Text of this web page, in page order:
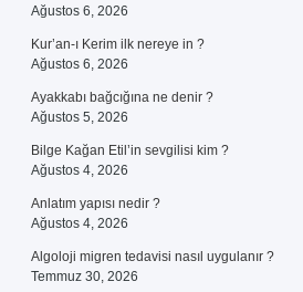
Ağustos 6, 2026
Kur’an-ı Kerim ilk nereye in ?
Ağustos 6, 2026
Ayakkabı bağcığına ne denir ?
Ağustos 5, 2026
Bilge Kağan Etil’in sevgilisi kim ?
Ağustos 4, 2026
Anlatım yapısı nedir ?
Ağustos 4, 2026
Algoloji migren tedavisi nasıl uygulanır ?
Temmuz 30, 2026